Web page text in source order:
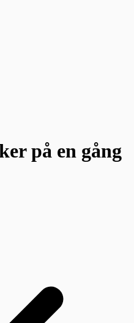
på en gång